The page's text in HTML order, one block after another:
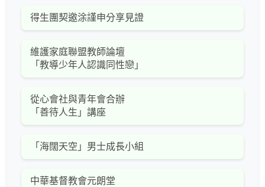
得生團契邀涂謹申分享見證
維護家庭聯盟教師論壇
「教導少年人認識同性戀」
從心會社與青年會合辦
「善待人生」講座
「海闊天空」男士成長小組
中華基督教會元朗堂